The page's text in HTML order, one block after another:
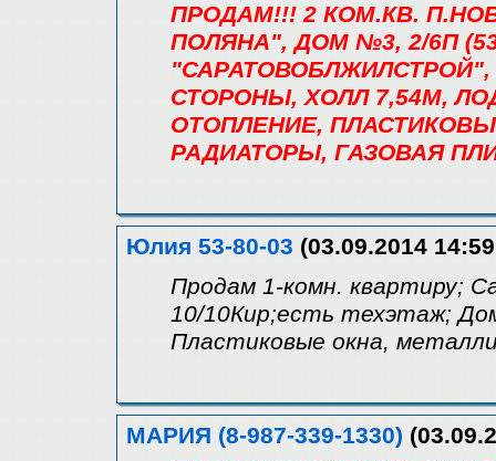
ПРОДАМ!!! 2 КОМ.КВ.
ПОЛЯНА", ДОМ №3, 2/6П (53/
"САРАТОВОБЛЖИЛСТРОЙ",
СТОРОНЫ, ХОЛЛ 7,54М,
ОТОПЛЕНИЕ,
РАДИАТОРЫ, ГАЗОВАЯ
Юлия 53-80-03 (03.09.2014
Продам 1-комн. квартиру;
10/10Кир;есть техэтаж;
Пластиковые окна,
МАРИЯ (8-987-339-1330)